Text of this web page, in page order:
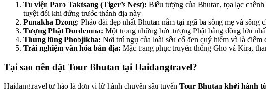
Tu viện Paro Taktsang (Tiger’s Nest): Biểu tượng của Bhutan, tọa lạc
tuyệt đối khi đứng trước thánh địa này.
Punakha Dzong: Pháo đài đẹp nhất Bhutan nằm tại ngã ba sông mẹ và
Tượng Phật Dordenma: Một trong những bức tượng Phật bằng đồng lớn
Thung lũng Phobjikha: Nơi trú ngụ của loài sếu cổ đen quý hiếm và là
Trải nghiệm văn hóa bản địa: Mặc trang phục truyền thống Gho và Kira,
Tại sao nên đặt Tour Bhutan tại Haidangtravel?
Haidangtravel tự hào là đơn vị lữ hành chuyên sâu tuyến Tour Bhutan khởi hành